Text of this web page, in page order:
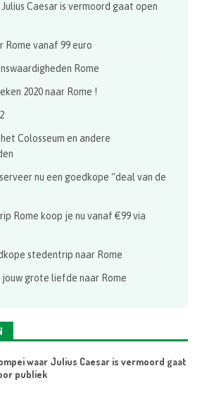
Caesar is vermoord gaat open
Rome vanaf 99 euro
Rome
2020 naar Rome !
Colosseum en andere
nu een goedkope “deal van de
Rome koop je nu vanaf €99 via
stedentrip naar Rome
grote liefde naar Rome
waar Julius Caesar is vermoord gaat
publiek